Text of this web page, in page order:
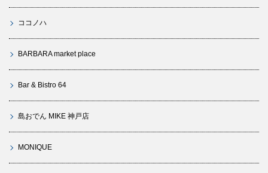
ココノハ
BARBARA market place
Bar & Bistro 64
島おでん MIKE 神戸店
MONIQUE